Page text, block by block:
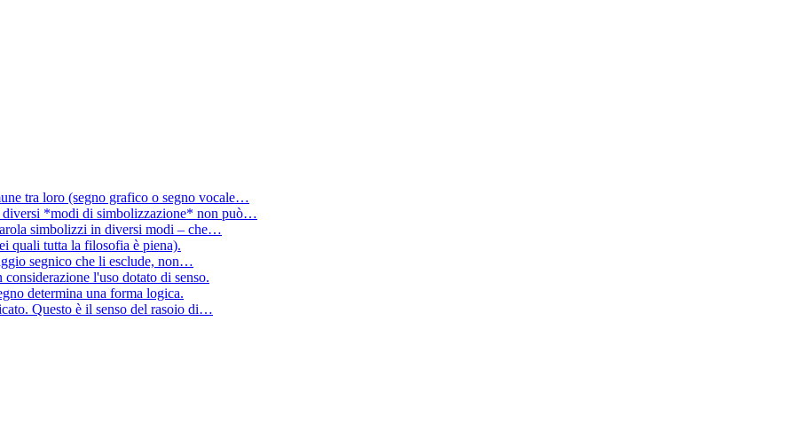
tra loro (segno grafico o segno vocale…
diversi *modi di simbolizzazione* non può…
simbolizzi in diversi modi – che…
quali tutta la filosofia è piena).
segnico che li esclude, non…
l'uso dotato di senso.
determina una forma logica.
Questo è il senso del rasoio di…